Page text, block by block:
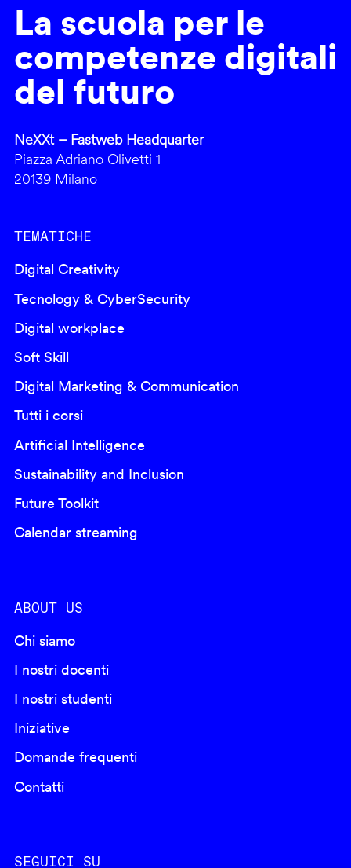
La scuola per le
competenze digitali
del futuro
NeXXt – Fastweb Headquarter
Piazza Adriano Olivetti 1
20139 Milano
TEMATICHE
Digital Creativity
Tecnology & CyberSecurity
Digital workplace
Soft Skill
Digital Marketing & Communication
Tutti i corsi
Artificial Intelligence
Sustainability and Inclusion
Future Toolkit
Calendar streaming
ABOUT US
Chi siamo
I nostri docenti
I nostri studenti
Iniziative
Domande frequenti
Contatti
SEGUICI SU